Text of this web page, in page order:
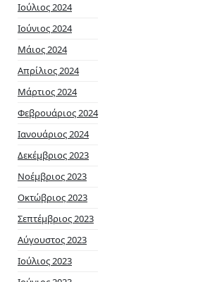
Ιούλιος 2024
Ιούνιος 2024
Μάιος 2024
Απρίλιος 2024
Μάρτιος 2024
Φεβρουάριος 2024
Ιανουάριος 2024
Δεκέμβριος 2023
Νοέμβριος 2023
Οκτώβριος 2023
Σεπτέμβριος 2023
Αύγουστος 2023
Ιούλιος 2023